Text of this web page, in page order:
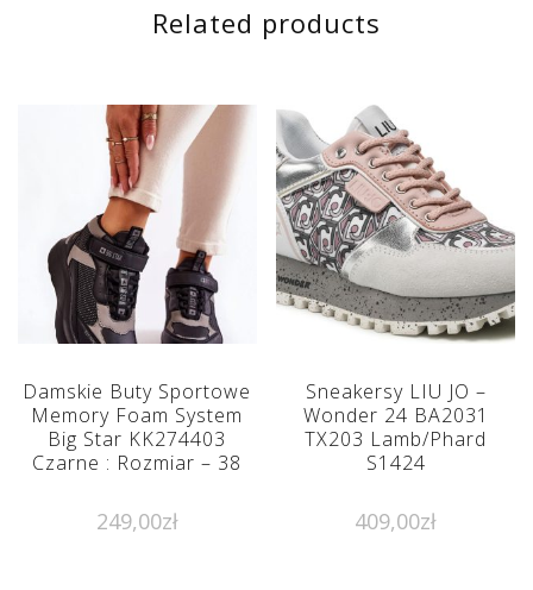
Related products
Damskie Buty Sportowe
Memory Foam System
Big Star KK274403
Czarne : Rozmiar – 38
249,00zł
Sneakersy LIU JO –
Wonder 24 BA2031
TX203 Lamb/Phard
S1424
409,00zł